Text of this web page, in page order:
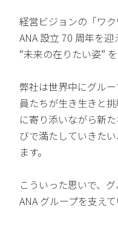
経営ビジョンの「ワ
ANA 設立 70 周年を
“未来の在りたい姿”
弊社は世界中にグル
員たちが生き生きと
に寄り添いながら新
びで満たしていきた
ます。
こういった思いで、グ
ANA グループを支えて